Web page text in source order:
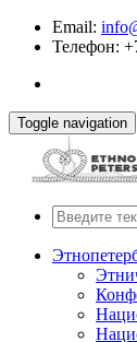
Email:
Телефон:
Toggle navigation